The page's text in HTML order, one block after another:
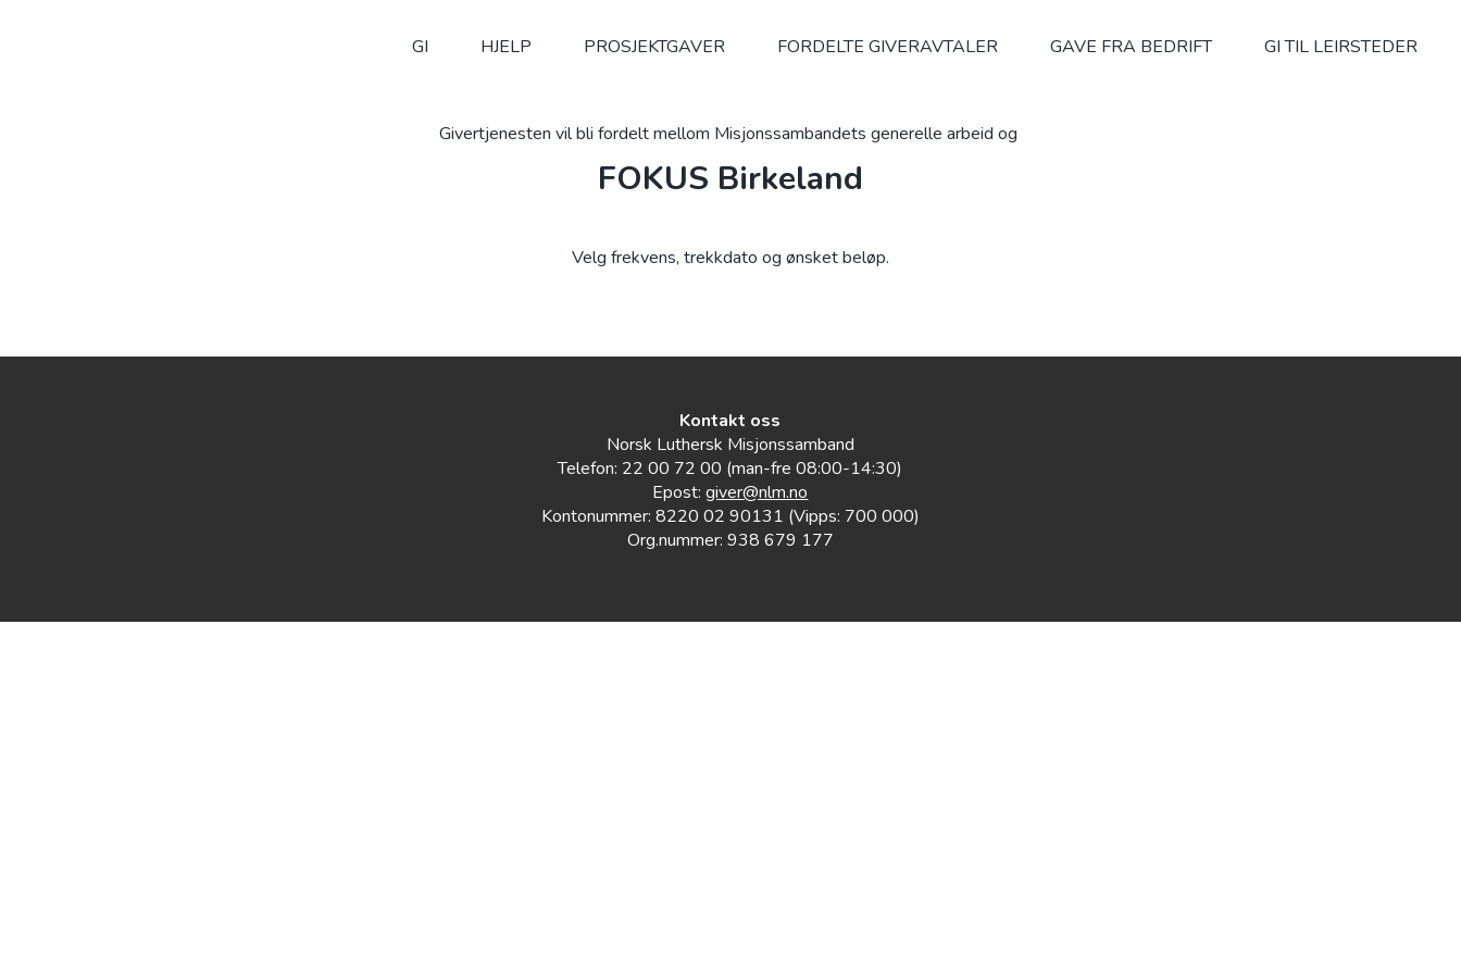
GI HJELP PROSJEKTGAVER FORDELTE GIVERAVTALER GAVE FRA BEDRIFT GI TIL LEIRSTEDER
Givertjenesten vil bli fordelt mellom Misjonssambandets generelle arbeid og
FOKUS Birkeland
Velg frekvens, trekkdato og ønsket beløp.
Kontakt oss
Norsk Luthersk Misjonssamband
Telefon: 22 00 72 00 (man-fre 08:00-14:30)
Epost:giver@nlm.no
Kontonummer: 8220 02 90131 (Vipps: 700 000)
Org.nummer: 938 679 177